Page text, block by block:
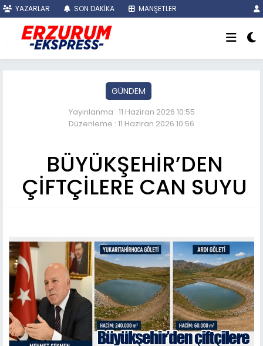
YAZARLAR SON DAKİKA MANŞETLER
GÜNDEM
Yayınlanma : 11 Haziran 2026 10:55
Düzenleme : 11 Haziran 2026 10:56
BÜYÜKŞEHİR’DEN
ÇİFTÇİLERE CAN SUYU